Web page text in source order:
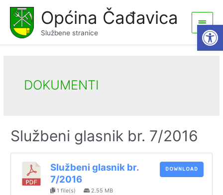
content
Općina Čađavica
Službene stranice
Main
Menu
DOKUMENTI
Službeni glasnik br. 7/2016
Službeni glasnik br.
7/2016
1 file(s) 2.55 MB
DOWNLOAD